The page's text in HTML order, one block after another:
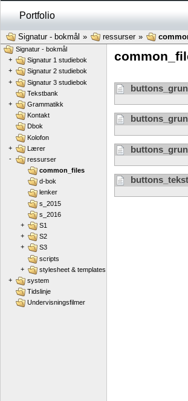
Portfolio
Signatur - bokmål » ressurser»
Signatur - bokmål
+
Signatur 1 studiebok
+
Signatur 2 studiebok
+
Signatur 3 studiebok
Tekstbank
+
Grammatikk
Kontakt
Dbok
Kolofon
+
Lærer
-
ressurser
common_files
d-bok
lenker
s_2015
s_2016
+
S1
+
S2
+
S3
scripts
+
stylesheet & templates
+
system
Tidslinje
Undervisningsfilmer